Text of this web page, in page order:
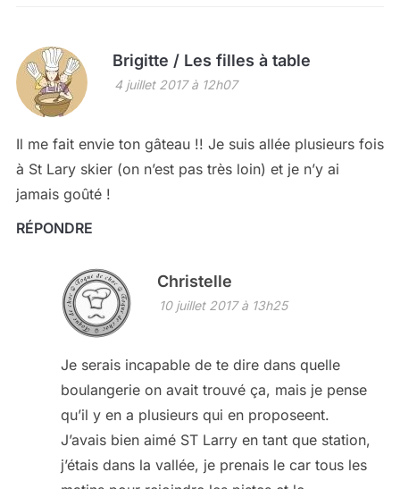
Brigitte / Les filles à table
4 juillet 2017 à 12h07
Il me fait envie ton gâteau !! Je suis allée plusieurs fois
à St Lary skier (on n’est pas très loin) et je n’y ai
jamais goûté !
RÉPONDRE
Christelle
10 juillet 2017 à 13h25
Je serais incapable de te dire dans quelle
boulangerie on avait trouvé ça, mais je pense
qu’il y en a plusieurs qui en proposeent.
J’avais bien aimé ST Larry en tant que station,
j’étais dans la vallée, je prenais le car tous les